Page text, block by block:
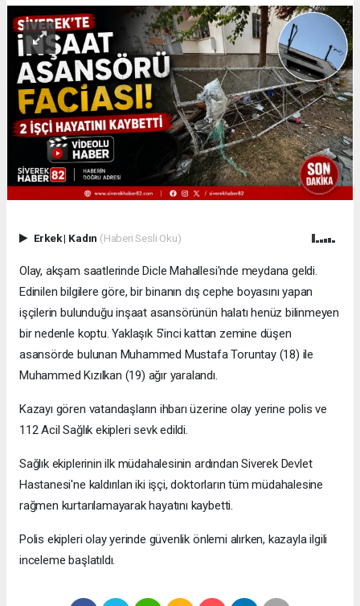
Erkek| Kadın (Haberi Sesli Oku)
Olay, akşam saatlerinde Dicle Mahallesi'nde meydana geldi.
Edinilen bilgilere göre, bir binanın dış cephe boyasını yapan
işçilerin bulunduğu inşaat asansörünün halatı henüz bilinmeyen
bir nedenle koptu. Yaklaşık 5'inci kattan zemine düşen
asansörde bulunan Muhammed Mustafa Toruntay (18) ile
Muhammed Kızılkan (19) ağır yaralandı.
Kazayı gören vatandaşların ihbarı üzerine olay yerine polis ve
112 Acil Sağlık ekipleri sevk edildi.
Sağlık ekiplerinin ilk müdahalesinin ardından Siverek Devlet
Hastanesi'ne kaldırılan iki işçi, doktorların tüm müdahalesine
rağmen kurtarılamayarak hayatını kaybetti.
Polis ekipleri olay yerinde güvenlik önlemi alırken, kazayla ilgili
inceleme başlatıldı.